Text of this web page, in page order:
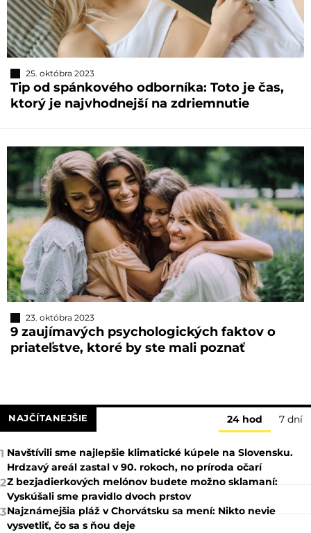
25. októbra 2023
Tip od spánkového odborníka: Toto je čas,
ktorý je najvhodnejší na zdriemnutie
23. októbra 2023
9 zaujímavých psychologických faktov o
priateľstve, ktoré by ste mali poznať
NAJČÍTANEJŠIE 24 hod 7 dní
1 Navštívili sme najlepšie klimatické kúpele na Slovensku.
Hrdzavý areál zastal v 90. rokoch, no príroda očarí
2Z bezjadierkových melónov budete možno sklamaní:
Vyskúšali sme pravidlo dvoch prstov
3Najznámejšia pláž v Chorvátsku sa mení: Nikto nevie
vysvetliť, čo sa s ňou deje